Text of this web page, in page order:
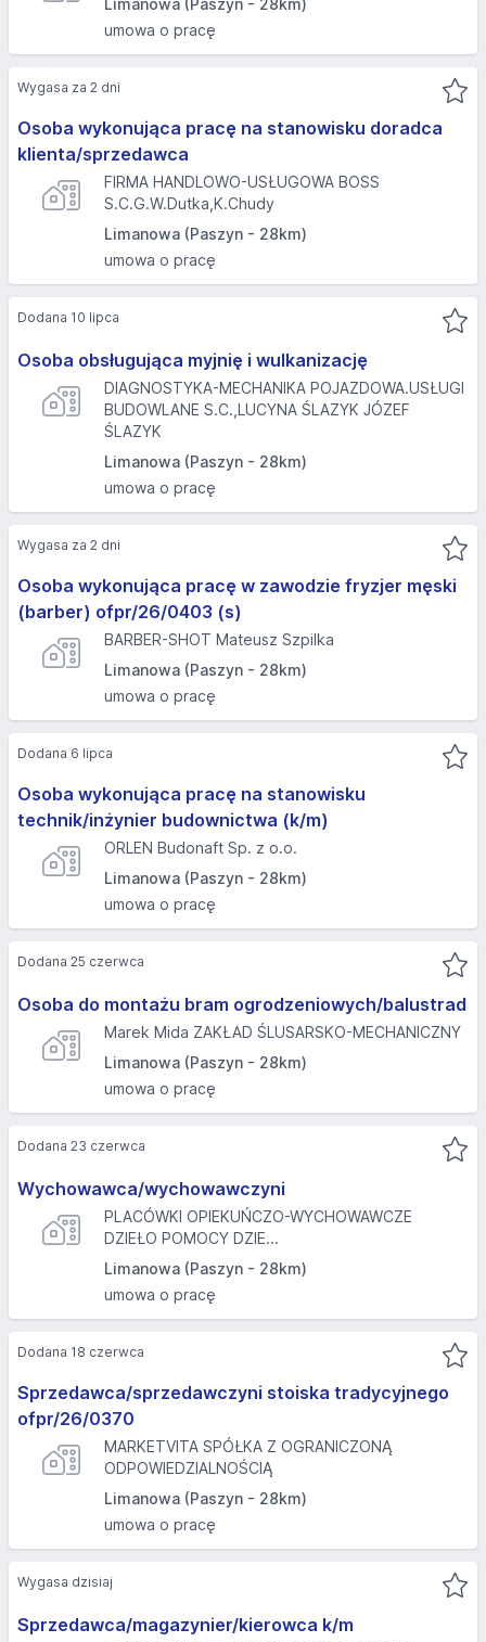
Limanowa (Paszyn - 28km)
umowa o pracę
Osoba wykonująca pracę na stanowisku doradca
klienta/sprzedawca
FIRMA HANDLOWO-USŁUGOWA BOSS
S.C.G.W.Dutka,K.Chudy
Limanowa (Paszyn - 28km)
umowa o pracę
Wygasa za 2 dni
Osoba obsługująca myjnię i wulkanizację
DIAGNOSTYKA-MECHANIKA POJAZDOWA.USŁUGI
BUDOWLANE S.C.,LUCYNA ŚLAZYK JÓZEF
ŚLAZYK
Limanowa (Paszyn - 28km)
umowa o pracę
Dodana 10 lipca
Osoba wykonująca pracę w zawodzie fryzjer męski
(barber) ofpr/26/0403 (s)
BARBER-SHOT Mateusz Szpilka
Limanowa (Paszyn - 28km)
umowa o pracę
Wygasa za 2 dni
Osoba wykonująca pracę na stanowisku
technik/inżynier budownictwa (k/m)
ORLEN Budonaft Sp. z o.o.
Limanowa (Paszyn - 28km)
umowa o pracę
Dodana 6 lipca
Osoba do montażu bram ogrodzeniowych/balustrad
Marek Mida ZAKŁAD ŚLUSARSKO-MECHANICZNY
Limanowa (Paszyn - 28km)
umowa o pracę
Dodana 25 czerwca
Wychowawca/wychowawczyni
PLACÓWKI OPIEKUŃCZO-WYCHOWAWCZE
DZIEŁO POMOCY DZIE...
Limanowa (Paszyn - 28km)
umowa o pracę
Dodana 23 czerwca
Sprzedawca/sprzedawczyni stoiska tradycyjnego
ofpr/26/0370
MARKETVITA SPÓŁKA Z OGRANICZONĄ
ODPOWIEDZIALNOŚCIĄ
Limanowa (Paszyn - 28km)
umowa o pracę
Dodana 18 czerwca
Sprzedawca/magazynier/kierowca k/m
Wygasa dzisiaj